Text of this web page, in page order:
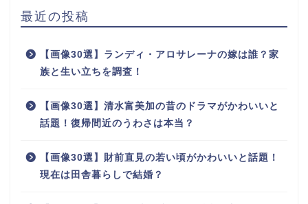
最近の投稿
【画像30選】ランディ・アロサレーナの嫁は誰？家
族と生い立ちを調査！
【画像30選】清水富美加の昔のドラマがかわいいと
話題！復帰間近のうわさは本当？
【画像30選】財前直見の若い頃がかわいいと話題！
現在は田舎暮らしで結婚？